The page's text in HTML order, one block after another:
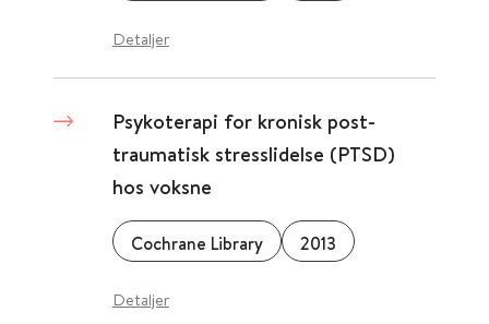
Detaljer
Psykoterapi for kronisk post-
traumatisk stresslidelse (PTSD)
hos voksne
Cochrane Library 2013
Detaljer